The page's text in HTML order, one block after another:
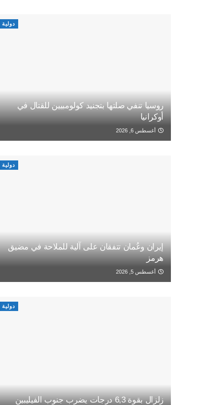
دولية
روسيا تنفي صلتها بتجنيد كولومبيين للقتال في
أوكرانيا
أغسطس 6, 2026
دولية
إيران وعُمان تتفقان على آلية للملاحة في مضيق
هرمز
أغسطس 5, 2026
دولية
زلزال بقوة 6,3 درجات يضرب جنوب الفيليبين